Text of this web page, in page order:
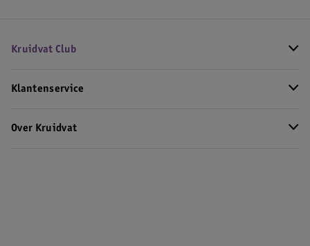
Kruidvat Club
Klantenservice
Over Kruidvat